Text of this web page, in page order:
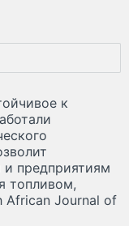
к
предприятиям
топливом,
African Journal of